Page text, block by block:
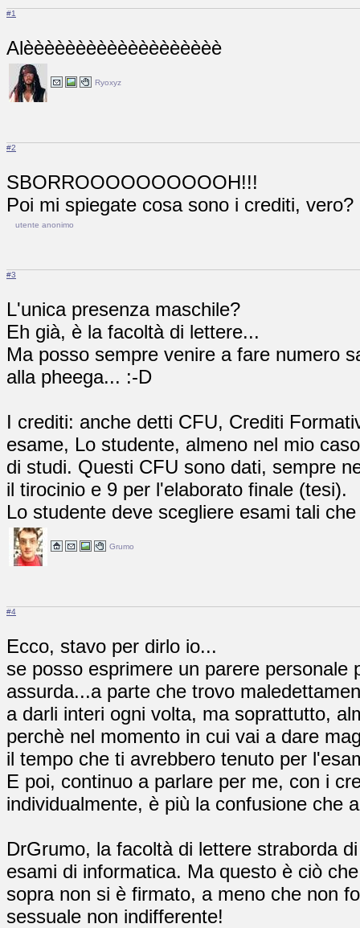
#1
Alèèèèèèèèèèèèèèèèèèè
Ryoxyz
#2
SBORROOOOOOOOOOH!!!
Poi mi spiegate cosa sono i crediti, vero?
utente anonimo
#3
L'unica presenza maschile?
Eh già, è la facoltà di lettere...
Ma posso sempre venire a fare numero
alla pheega... :-D
I crediti: anche detti CFU, Crediti
esame, Lo studente, almeno nel mio
di studi. Questi CFU sono dati, sempre
il tirocinio e 9 per l'elaborato finale (tesi).
Lo studente deve scegliere esami tali
Grumo
#4
Ecco, stavo per dirlo io...
se posso esprimere un parere
assurda...a parte che trovo
a darli interi ogni volta, ma soprattutto,
perchè nel momento in cui vai a dare
il tempo che ti avrebbero tenuto per
E poi, continuo a parlare per me, con i
individualmente, è più la confusione che
DrGrumo, la facoltà di lettere straborda
esami di informatica. Ma questo è ciò
sopra non si è firmato, a meno che non
sessuale non indifferente!